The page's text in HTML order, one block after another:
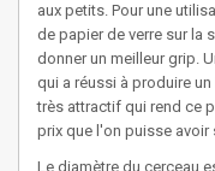
aux petits. Pour une
de papier de verre sur la
donner un meilleur grip.
qui a réussi à produire
très attractif qui rend ce
prix que l'on puisse avoir
Le diamètre du cerceau